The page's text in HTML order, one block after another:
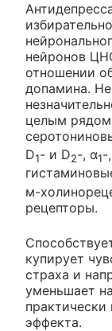
нейронов
отношении
допамина.
целым рядом
D1- и D2-, α1-
м-
рецепторы.
купирует
страха и
уменьшает
практически
эффекта.